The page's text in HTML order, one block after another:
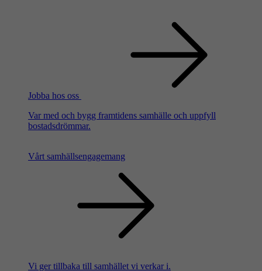
Jobba hos oss
Var med och bygg framtidens samhälle och uppfyll
bostadsdrömmar.
Vårt samhällsengagemang
Vi ger tillbaka till samhället vi verkar i.